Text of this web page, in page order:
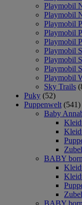
Playmobil
Playmobil
Playmobil
Playmobil
Playmobil
Playmobil
Playmobil
Playmobil
Playmobil
Sky Trails
Puky (52)
Puppenwelt (541)
Baby
BABY born
BABY